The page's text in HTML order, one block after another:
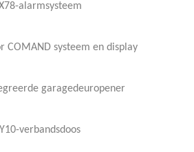
alarmsysteem
COMAND systeem en display
garagedeuropener
Y10-verbandsdoos